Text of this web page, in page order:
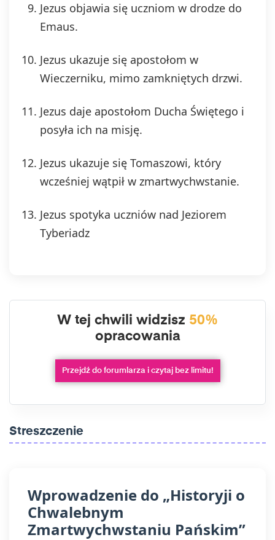
Jezus objawia się uczniom w drodze do
Emaus.
Jezus ukazuje się apostołom w
Wieczerniku, mimo zamkniętych drzwi.
Jezus daje apostołom Ducha Świętego i
posyła ich na misję.
Jezus ukazuje się Tomaszowi, który
wcześniej wątpił w zmartwychwstanie.
Jezus spotyka uczniów nad Jeziorem
Tyberiadz
W tej chwili widzisz 50%
opracowania
Przejdź do forumlarza i czytaj bez limitu!
Streszczenie
Wprowadzenie do „Historyji o
Chwalebnym
Zmartwychwstaniu Pańskim”